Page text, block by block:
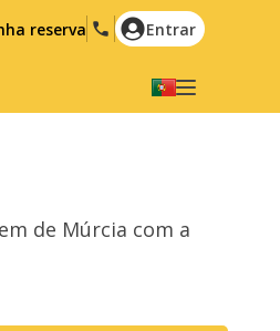
reserva Entrar
Nederlands
de Múrcia com a